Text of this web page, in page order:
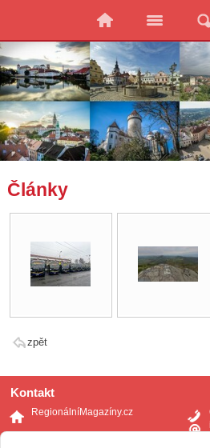
Články
zpět
Kontakt
RegionálníMagazíny.cz